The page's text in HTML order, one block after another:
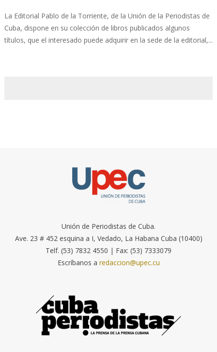
La Editorial Pablo de la Torriente, de la Unión de la Periodistas de
Cuba, dispone en su colección de libros publicados algunos
títulos, que el interesado puede adquirir en la sede de la editorial,...
Unión de Periodistas de Cuba.
Ave. 23 # 452 esquina a I, Vedado, La Habana Cuba (10400)
Telf. (53) 7832 4550 | Fax: (53) 7333079
Escríbanos a redaccion@upec.cu